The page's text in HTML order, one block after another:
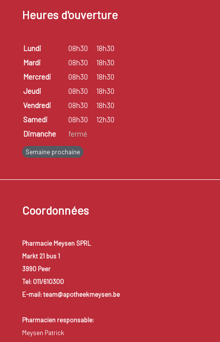
Heures d'ouverture
Lundi 08h30
18h30
Mardi
08h30
18h30
Mercredi
08h30
18h30
Jeudi
08h30
18h30
Vendredi
08h30
18h30
Samedi
08h30
12h30
Dimanche
fermé
Semaine prochaine
Coordonnées
Pharmacie Meysen SPRL
Markt 21 bus 1
3990 Peer
Tel: 011/610300
E-mail: team@apotheekmeysen.be
Pharmacien responsable:
Meysen Patrick